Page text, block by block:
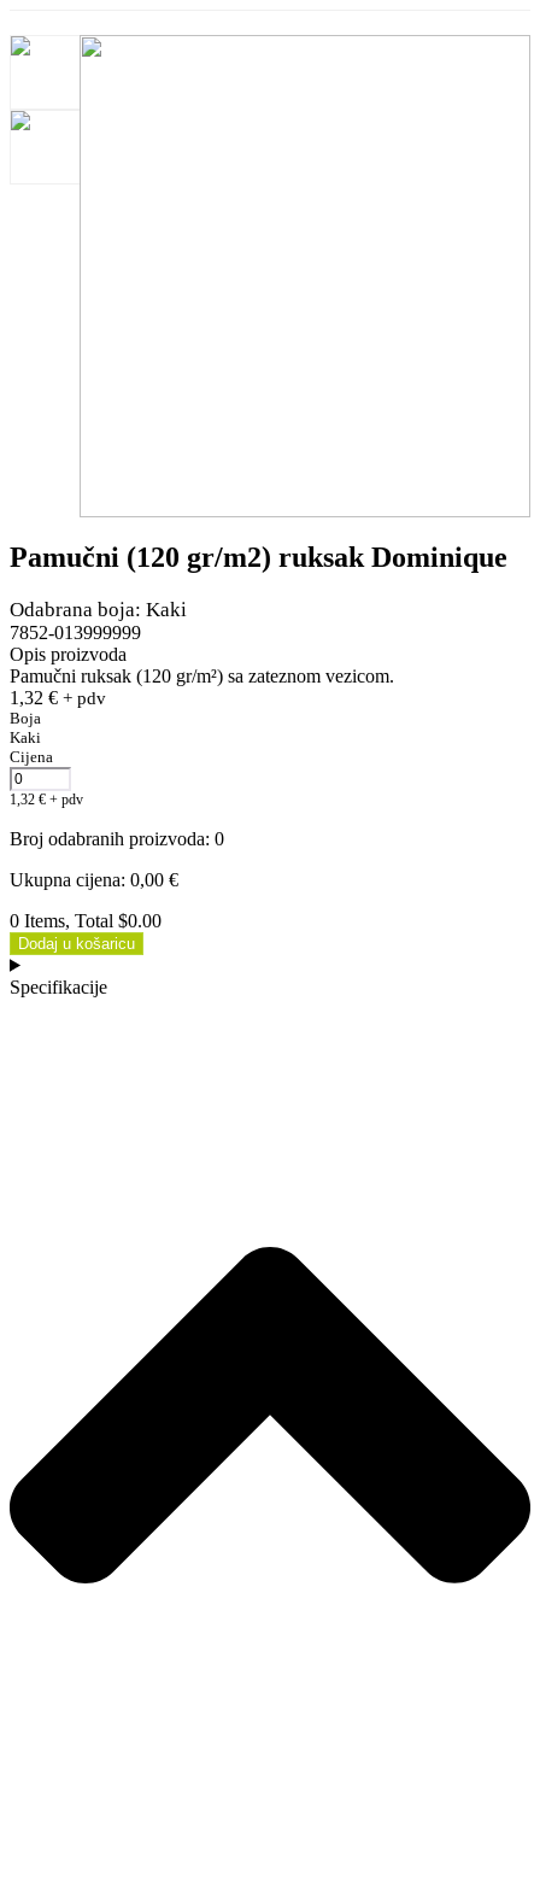
Pamučni (120 gr/m2) ruksak Dominique
Odabrana boja: Kaki
7852-013999999
Opis proizvoda
Pamučni ruksak (120 gr/m²) sa zateznom vezicom.
1,32 € + pdv
Boja
Kaki
Cijena
1,32 € + pdv
Broj odabranih proizvoda: 0
Ukupna cijena: 0,00 €
0 Items, Total $0.00
Dodaj u košaricu
Specifikacije